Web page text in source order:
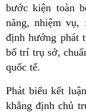
bước kiện toàn
năng, nhiệm
định hướng phát
bố trí trụ sở,
quốc tế.
Phát biểu kết
khẳng định chủ